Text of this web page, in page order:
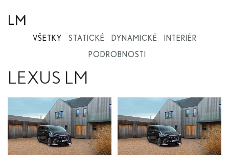
LM
VŠETKY STATICKÉ DYNAMICKÉ INTERIÉR
PODROBNOSTI
LEXUS LM